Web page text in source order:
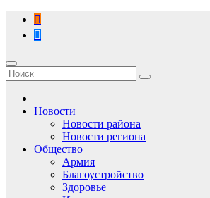
Перейти
содержимому
Новости
Новости района
Новости региона
Общество
Армия
Благоустройство
Здоровье